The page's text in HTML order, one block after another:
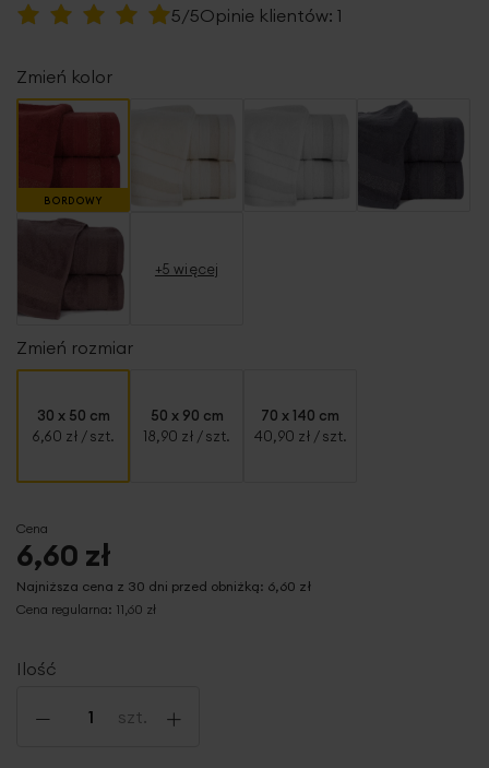
Ocena:
5/5Opinie klientów: 1
Zmień kolor
BORDOWY
+5 więcej
Zmień rozmiar
30 x 50 cm
6,60 zł / szt.
50 x 90 cm
18,90 zł / szt.
70 x 140 cm
40,90 zł / szt.
Ilość
- szt. +
Cena
6,60 zł
Najniższa cena z 30 dni przed obniżką: 6,60 zł
Cena regularna: 11,60 zł